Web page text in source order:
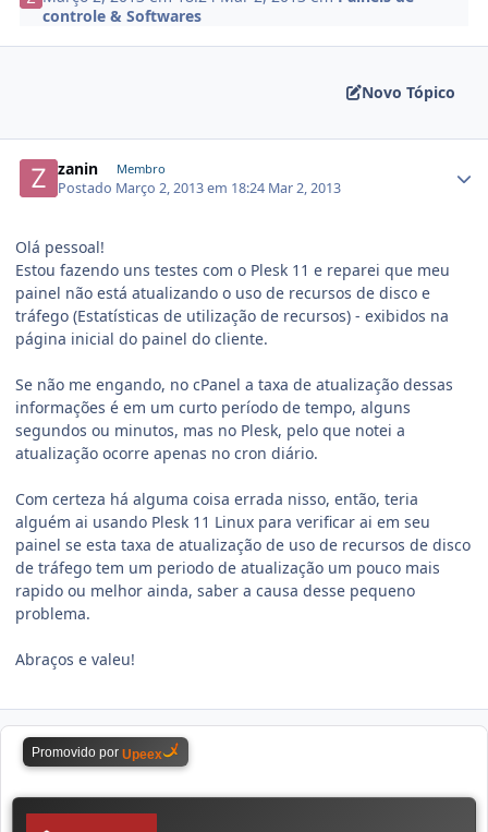
controle & Softwares
Novo Tópico
zanin Membro
Postado Março 2, 2013 em 18:24 Mar 2, 2013
Olá pessoal!
Estou fazendo uns testes com o Plesk 11 e reparei que meu
painel não está atualizando o uso de recursos de disco e
tráfego (Estatísticas de utilização de recursos) - exibidos na
página inicial do painel do cliente.
Se não me engando, no cPanel a taxa de atualização dessas
informações é em um curto período de tempo, alguns
segundos ou minutos, mas no Plesk, pelo que notei a
atualização ocorre apenas no cron diário.
Com certeza há alguma coisa errada nisso, então, teria
alguém ai usando Plesk 11 Linux para verificar ai em seu
painel se esta taxa de atualização de uso de recursos de disco
de tráfego tem um periodo de atualização um pouco mais
rapido ou melhor ainda, saber a causa desse pequeno
problema.
Abraços e valeu!